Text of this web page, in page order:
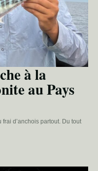
à la
au Pays
d’anchois partout. Du tout